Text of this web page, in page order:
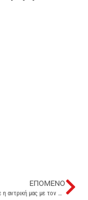
ΕΠΌΜΕΝΟ
Δεν τα κατάφερε η αντρική μας με τον Προφήτη Ηλία